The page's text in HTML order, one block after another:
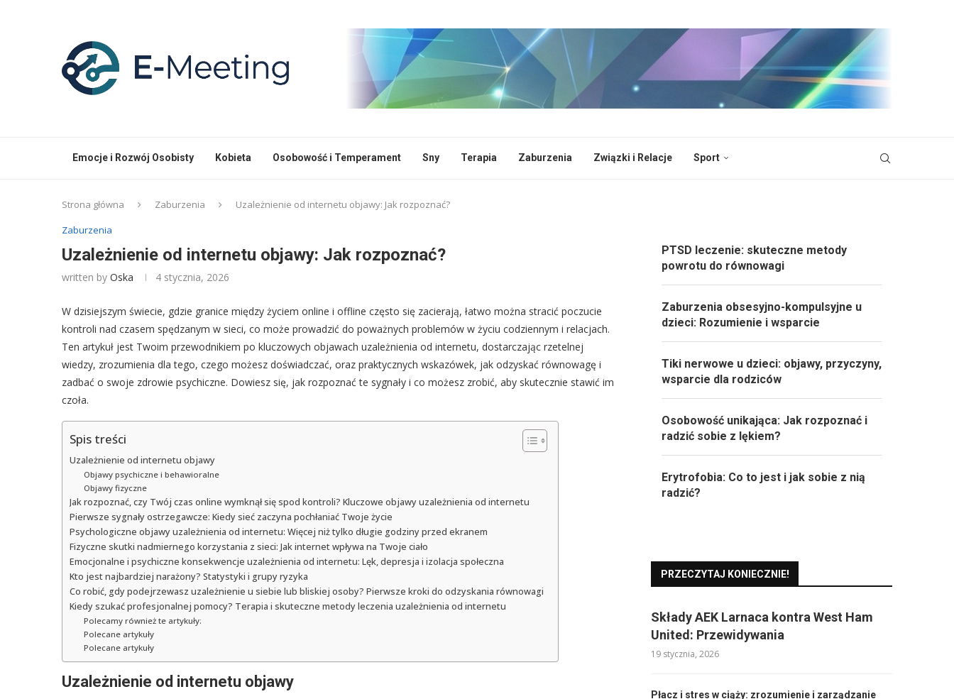
Emocje i Rozwój Osobisty Kobieta Osobowość i Temperament Sny Terapia Zaburzenia Związki i Relacje Sport
Strona główna Zaburzenia
Uzależnienie od internetu objawy: Jak rozpoznać?
Zaburzenia
Uzależnienie od internetu objawy: Jak rozpoznać?
written by Oska 4 stycznia, 2026
W dzisiejszym świecie, gdzie granice między życiem online i offline często się zacierają, łatwo można stracić poczucie
kontroli nad czasem spędzanym w sieci, co może prowadzić do poważnych problemów w życiu codziennym i relacjach.
Ten artykuł jest Twoim przewodnikiem po kluczowych objawach uzależnienia od internetu, dostarczając rzetelnej
wiedzy, zrozumienia dla tego, czego możesz doświadczać, oraz praktycznych wskazówek, jak odzyskać równowagę i
zadbać o swoje zdrowie psychiczne. Dowiesz się, jak rozpoznać te sygnały i co możesz zrobić, aby skutecznie stawić im
czoła.
Spis treści
Uzależnienie od internetu objawy
Objawy psychiczne i behawioralne
Objawy fizyczne
Jak rozpoznać, czy Twój czas online wymknął się spod kontroli? Kluczowe objawy uzależnienia od internetu
Pierwsze sygnały ostrzegawcze: Kiedy sieć zaczyna pochłaniać Twoje życie
Psychologiczne objawy uzależnienia od internetu: Więcej niż tylko długie godziny przed ekranem
Fizyczne skutki nadmiernego korzystania z sieci: Jak internet wpływa na Twoje ciało
Emocjonalne i psychiczne konsekwencje uzależnienia od internetu: Lęk, depresja i izolacja społeczna
Kto jest najbardziej narażony? Statystyki i grupy ryzyka
Co robić, gdy podejrzewasz uzależnienie u siebie lub bliskiej osoby? Pierwsze kroki do odzyskania równowagi
Kiedy szukać profesjonalnej pomocy? Terapia i skuteczne metody leczenia uzależnienia od internetu
Polecamy również te artykuły:
Polecane artykuły
Polecane artykuły
Uzależnienie od internetu objawy
PTSD leczenie: skuteczne metody
powrotu do równowagi
Zaburzenia obsesyjno-kompulsyjne u
dzieci: Rozumienie i wsparcie
Tiki nerwowe u dzieci: objawy, przyczyny,
wsparcie dla rodziców
Osobowość unikająca: Jak rozpoznać i
radzić sobie z lękiem?
Erytrofobia: Co to jest i jak sobie z nią
radzić?
PRZECZYTAJ KONIECZNIE!
Składy AEK Larnaca kontra West Ham
United: Przewidywania
19 stycznia, 2026
Płacz i stres w ciąży: zrozumienie i zarządzanie